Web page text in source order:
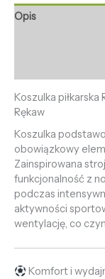
Opis
Koszulka
Rękaw
Koszulka
obowiązkowy
Zainspirowana
funkcjonalność z
podczas
aktywności
wentylację, co
Komfort i